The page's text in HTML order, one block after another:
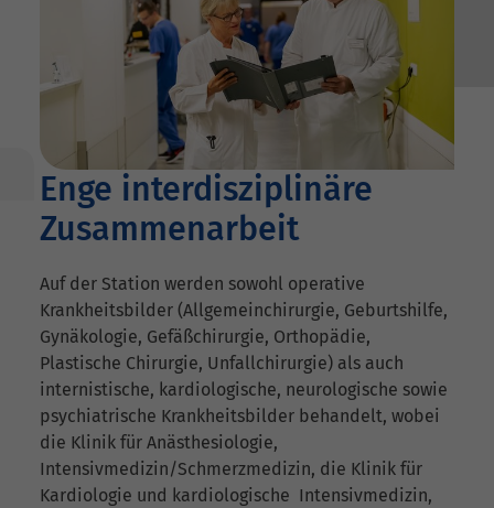
Enge interdisziplinäre
Zusammenarbeit
Auf der Station werden sowohl operative
Krankheitsbilder (Allgemeinchirurgie, Geburtshilfe,
Gynäkologie, Gefäßchirurgie, Orthopädie,
Plastische Chirurgie, Unfallchirurgie) als auch
internistische, kardiologische, neurologische sowie
psychiatrische Krankheitsbilder behandelt, wobei
die Klinik für Anästhesiologie,
Intensivmedizin/Schmerzmedizin, die Klinik für
Kardiologie und kardiologische Intensivmedizin,